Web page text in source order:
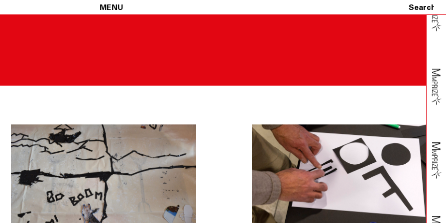
MENU
a Fondazione Merz.
Merz, effettuate le necessarie verifiche, ne daranno comunicazione al Cliente e, se accertati il danno, la non
di sostituzione del/i prodotto/i, senza alcuna spesa di spedizione aggiuntiva a carico del Cliente.
i sigilli eventualmente apposti nonché l’eventuale documentazione accessoria.
effettuato mediante storno dell’importo addebitato sulla carta di credito indicata dal Cliente.
non prevedibile, indisponibilità dei mezzi di trasporto, ove tali casi possano provocare ritardo, ovvero rendere la
o fossero causa di significativo aumento del costo a suo carico, si riserverà di risolvere il contratto. In tali ipotesi,
di posta elettronica del Cliente.
del pagamento effettuato, che avverrà mediante storno dell’importo addebitato sulla carta di credito da lui
a qualsiasi titolo nei confronti di Fondazione Merz.